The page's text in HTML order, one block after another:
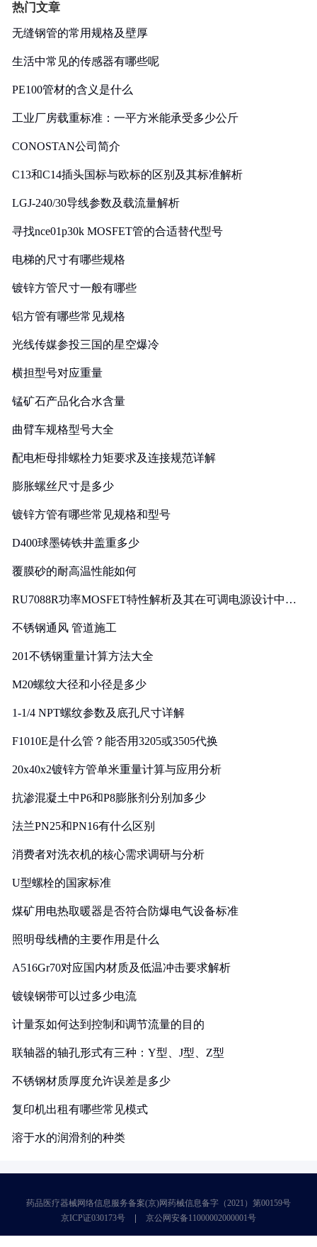
热门文章
无缝钢管的常用规格及壁厚
生活中常见的传感器有哪些呢
PE100管材的含义是什么
工业厂房载重标准：一平方米能承受多少公斤
CONOSTAN公司简介
C13和C14插头国标与欧标的区别及其标准解析
LGJ-240/30导线参数及载流量解析
寻找nce01p30k MOSFET管的合适替代型号
电梯的尺寸有哪些规格
镀锌方管尺寸一般有哪些
铝方管有哪些常见规格
光线传媒参投三国的星空爆冷
横担型号对应重量
锰矿石产品化合水含量
曲臂车规格型号大全
配电柜母排螺栓力矩要求及连接规范详解
膨胀螺丝尺寸是多少
镀锌方管有哪些常见规格和型号
D400球墨铸铁井盖重多少
覆膜砂的耐高温性能如何
RU7088R功率MOSFET特性解析及其在可调电源设计中的
不锈钢通风 管道施工
201不锈钢重量计算方法大全
M20螺纹大径和小径是多少
1-1/4 NPT螺纹参数及底孔尺寸详解
F1010E是什么管？能否用3205或3505代换
20x40x2镀锌方管单米重量计算与应用分析
抗渗混凝土中P6和P8膨胀剂分别加多少
法兰PN25和PN16有什么区别
消费者对洗衣机的核心需求调研与分析
U型螺栓的国家标准
煤矿用电热取暖器是否符合防爆电气设备标准
照明母线槽的主要作用是什么
A516Gr70对应国内材质及低温冲击要求解析
镀镍钢带可以过多少电流
计量泵如何达到控制和调节流量的目的
联轴器的轴孔形式有三种：Y型、J型、Z型
不锈钢材质厚度允许误差是多少
复印机出租有哪些常见模式
溶于水的润滑剂的种类
药品医疗器械网络信息服务备案(京)网药械信息备字（2021）第00159号
京ICP证030173号
京公网安备11000002000001号